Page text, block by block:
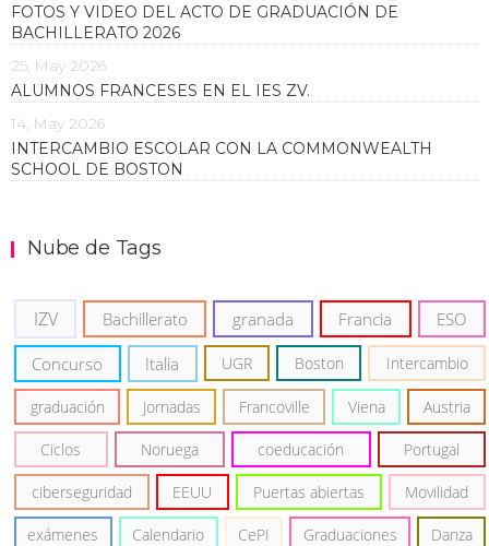
FOTOS Y VIDEO DEL ACTO DE GRADUACIÓN DE
BACHILLERATO 2026
25, May 2026
ALUMNOS FRANCESES EN EL IES ZV.
14, May 2026
INTERCAMBIO ESCOLAR CON LA COMMONWEALTH
SCHOOL DE BOSTON
Nube de Tags
IZV Bachillerato granada Francia ESO
Concurso Italia UGR Boston Intercambio
graduación Jornadas Francoville Viena Austria
Ciclos Noruega coeducación Portugal
ciberseguridad EEUU Puertas abiertas Movilidad
exámenes Calendario CePI Graduaciones Danza